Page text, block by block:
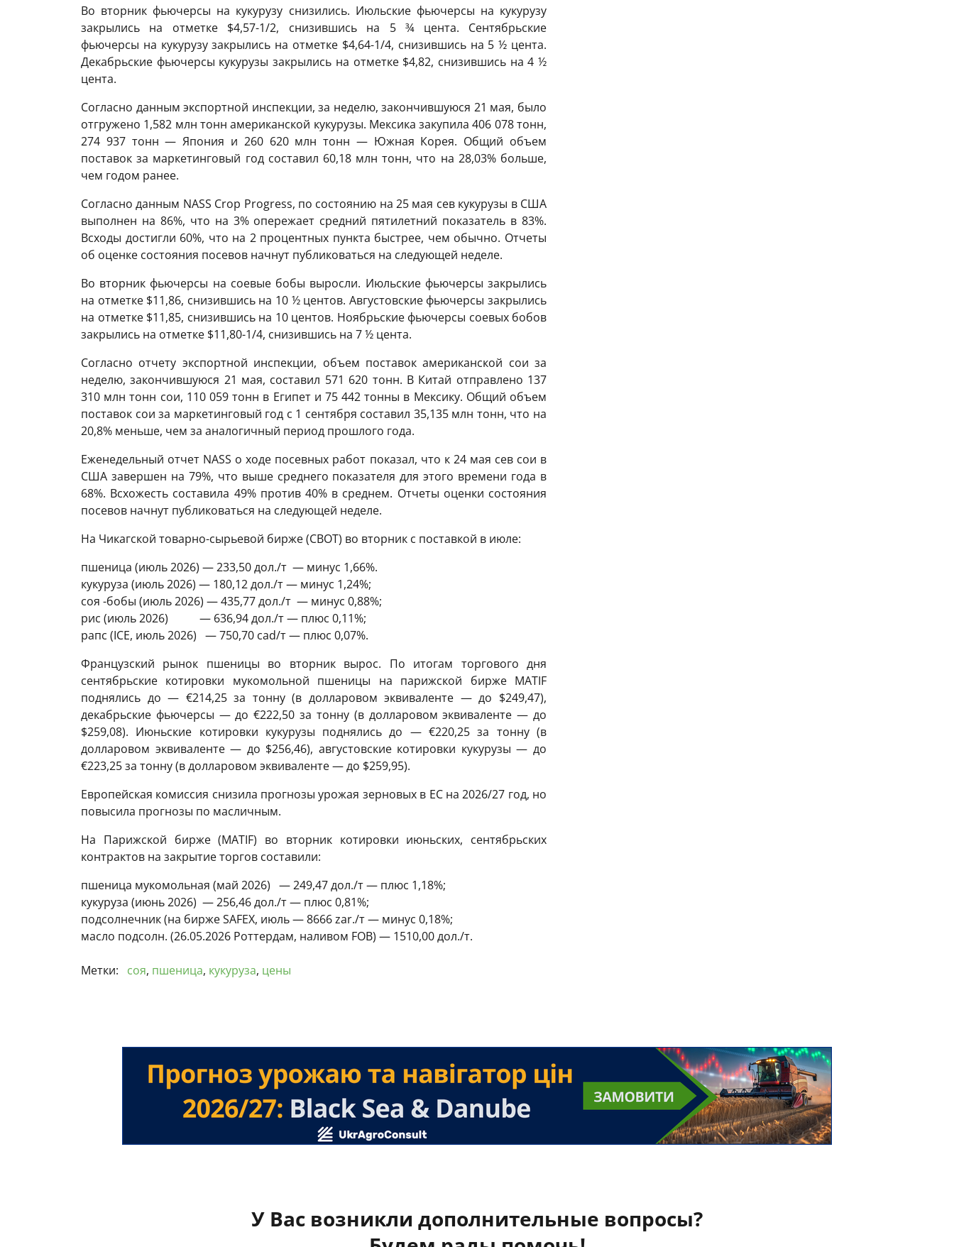
Во вторник фьючерсы на кукурузу снизились. Июльские фьючерсы на кукурузу
закрылись на отметке $4,57-1/2, снизившись на 5 ¾ цента. Сентябрьские
фьючерсы на кукурузу закрылись на отметке $4,64-1/4, снизившись на 5 ½ цента.
Декабрьские фьючерсы кукурузы закрылись на отметке $4,82, снизившись на 4 ½
цента.
Согласно данным экспортной инспекции, за неделю, закончившуюся 21 мая, было
отгружено 1,582 млн тонн американской кукурузы. Мексика закупила 406 078 тонн,
274 937 ​​тонн — Япония и 260 620 млн тонн — Южная Корея. Общий объем
поставок за маркетинговый год составил 60,18 млн тонн, что на 28,03% больше,
чем годом ранее.
Согласно данным NASS Crop Progress, по состоянию на 25 мая сев кукурузы в США
выполнен на 86%, что на 3% опережает средний пятилетний показатель в 83%.
Всходы достигли 60%, что на 2 процентных пункта быстрее, чем обычно. Отчеты
об оценке состояния посевов начнут публиковаться на следующей неделе.
Во вторник фьючерсы на соевые бобы выросли. Июльские фьючерсы закрылись
на отметке $11,86, снизившись на 10 ½ центов. Августовские фьючерсы закрылись
на отметке $11,85, снизившись на 10 центов. Ноябрьские фьючерсы соевых бобов
закрылись на отметке $11,80-1/4, снизившись на 7 ½ цента.
Согласно отчету экспортной инспекции, объем поставок американской сои за
неделю, закончившуюся 21 мая, составил 571 620 тонн. В Китай отправлено 137
310 млн тонн сои, 110 059 тонн в Египет и 75 442 тонны в Мексику. Общий объем
поставок сои за маркетинговый год с 1 сентября составил 35,135 млн тонн, что на
20,8% меньше, чем за аналогичный период прошлого года.
Еженедельный отчет NASS о ходе посевных работ показал, что к 24 мая сев сои в
США завершен на 79%, что выше среднего показателя для этого времени года в
68%. Всхожесть составила 49% против 40% в среднем. Отчеты оценки состояния
посевов начнут публиковаться на следующей неделе.
На Чикагской товарно-сырьевой бирже (CBOT) во вторник с поставкой в июле:
пшеница (июль 2026) — 233,50 дол./т — минус 1,66%.
кукуруза (июль 2026) — 180,12 дол./т — минус 1,24%;
соя -бобы (июль 2026) — 435,77 дол./т — минус 0,88%;
рис (июль 2026) — 636,94 дол./т — плюс 0,11%;
рапс (ICE, июль 2026) — 750,70 cad/т — плюс 0,07%.
Французский рынок пшеницы во вторник вырос. По итогам торгового дня
сентябрьские котировки мукомольной пшеницы на парижской бирже MATIF
поднялись до — €214,25 за тонну (в долларовом эквиваленте — до $249,47),
декабрьские фьючерсы — до €222,50 за тонну (в долларовом эквиваленте — до
$259,08). Июньские котировки кукурузы поднялись до — €220,25 за тонну (в
долларовом эквиваленте — до $256,46), августовские котировки кукурузы — до
€223,25 за тонну (в долларовом эквиваленте — до $259,95).
Европейская комиссия снизила прогнозы урожая зерновых в ЕС на 2026/27 год, но
повысила прогнозы по масличным.
На Парижской бирже (МАTIF) во вторник котировки июньских, сентябрьских
контрактов на закрытие торгов составили:
пшеница мукомольная (май 2026) — 249,47 дол./т — плюс 1,18%;
кукуруза (июнь 2026) — 256,46 дол./т — плюс 0,81%;
подсолнечник (на бирже SAFEX, июль — 8666 zar./т — минус 0,18%;
масло подсолн. (26.05.2026 Роттердам, наливом FOB) — 1510,00 дол./т.
Метки: соя, пшеница, кукуруза, цены
У Вас возникли дополнительные вопросы?